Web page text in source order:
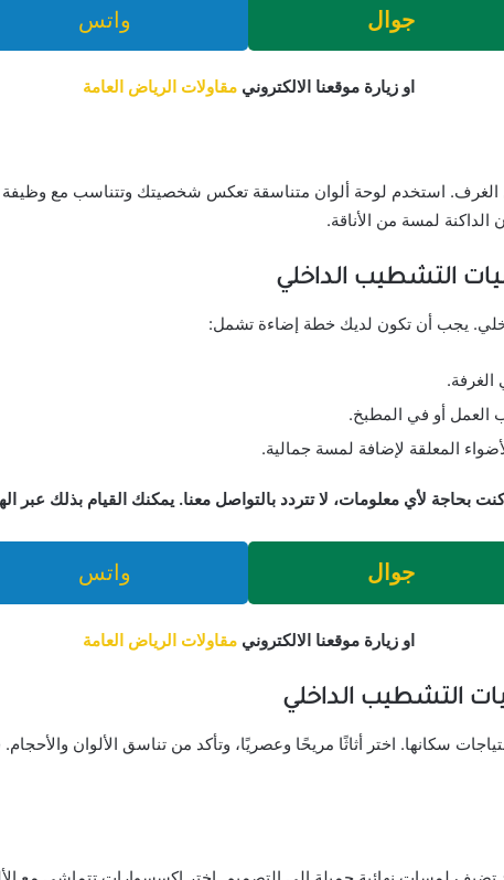
جوال واتس
او زيارة موقعنا الالكترونيمقاولات الرياض العامة
الغرف. استخدم لوحة ألوان متناسقة تعكس شخصيتك وتتناسب مع وظيفة
الداكنة لمسة من الأناقة.
التشطيب الداخلي
يجب أن تكون لديك خطة إضاءة تشمل:
العمل أو في المطبخ.
المعلقة لإضافة لمسة جمالية.
كنت بحاجة لأي معلومات، لا تتردد بالتواصل معنا. يمكنك القيام بذلك عبر
جوال واتس
او زيارة موقعنا الالكترونيمقاولات الرياض العامة
التشطيب الداخلي
سكانها. اختر أثاثًا مريحًا وعصريًا، وتأكد من تناسق الألوان